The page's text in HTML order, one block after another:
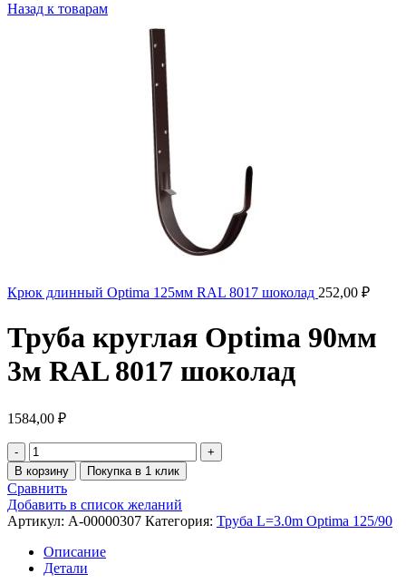
Назад к товарам
Крюк длинный Optima 125мм RAL 8017 шоколад 252,00 ₽
Труба круглая Optima 90мм
3м RAL 8017 шоколад
1584,00 ₽
В корзину Покупка в 1 клик
Сравнить
Добавить в список желаний
Артикул: A-00000307 Категория: Труба L=3.0m Optima 125/90
Описание
Детали